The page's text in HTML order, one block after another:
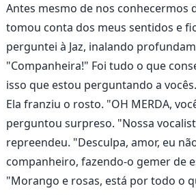
Antes mesmo de nos conhecermos
tomou conta dos meus sentidos e
perguntei à Jaz, inalando
"Companheira!" Foi tudo o que
isso que estou perguntando a
Ela franziu o rosto. "OH MERDA,
perguntou surpreso. "Nossa
repreendeu. "Desculpa, amor, eu
companheiro, fazendo-o gemer de
"Morango e rosas, está por todo o